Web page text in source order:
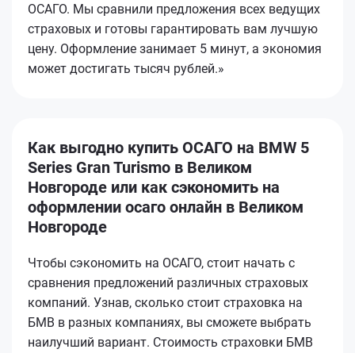
ОСАГО. Мы сравнили предложения всех ведущих
страховых и готовы гарантировать вам лучшую
цену. Оформление занимает 5 минут, а экономия
может достигать тысяч рублей.»
Как выгодно купить ОСАГО на BMW 5
Series Gran Turismo в Великом
Новгороде или как сэкономить на
оформлении осаго онлайн в Великом
Новгороде
Чтобы сэкономить на ОСАГО, стоит начать с
сравнения предложений различных страховых
компаний. Узнав, сколько стоит страховка на
БМВ в разных компаниях, вы сможете выбрать
наилучший вариант. Стоимость страховки БМВ